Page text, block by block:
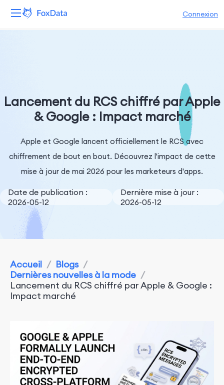
Connexion
Ressources
Tarifs
Entreprise
Lancement du RCS chiffré par Apple
& Google : Impact marché
Apple et Google lancent officiellement le RCS avec
chiffrement de bout en bout. Découvrez l'impact de cette
mise à jour de mai 2026 pour les marketeurs d'apps.
Date de publication :
2026-05-12
Dernière mise à jour :
2026-05-12
Accueil / Blogs /
Dernières nouvelles à la mode /
Lancement du RCS chiffré par Apple & Google :
Impact marché